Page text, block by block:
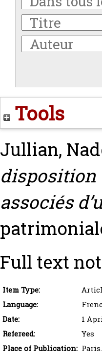
Tools
Jullian,
disposition
associés
Full text
Item Type:
Language:
Date:
1
Refereed:
Yes
Place of Publication: Paris.